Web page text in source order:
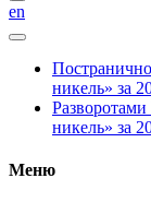
en
Постранично
никель» за
Разворотами
никель» за
Меню